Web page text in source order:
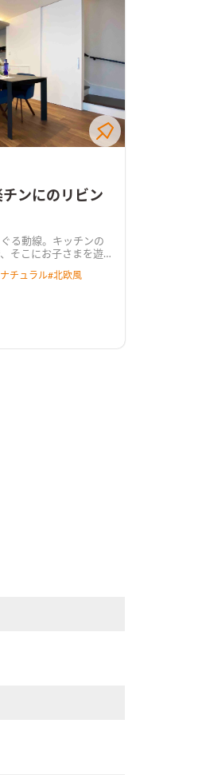
ンにのリビン
る動線。キッチンの
そこにお子さまを遊
チュラル#北欧風